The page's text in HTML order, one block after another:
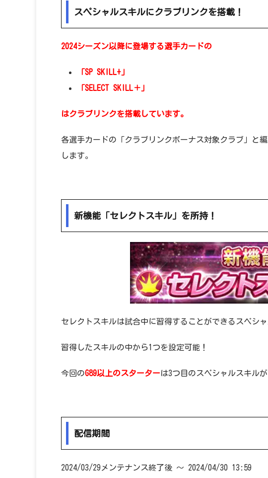
スペシャルスキルにクラブリンクを搭載！
2024シーズン以降に登場する選手カードの
「SP SKILL+」
「SELECT SKILL＋」
はクラブリンクを搭載しています。
各選手カードの「クラブリンクボーナス対象クラブ」と
します。
新機能「セレクトスキル」を所持！
セレクトスキルは試合中に習得することができるスペシャ
習得したスキルの中から1つを設定可能！
今回のG89以上のスターターは3つ目のスペシャルスキル
配信期間
2024/03/29メンテナンス終了後 ～ 2024/04/30 13:59